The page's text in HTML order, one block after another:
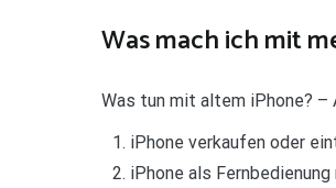
Was mach ich mit
Was tun mit altem iPhone?
iPhone verkaufen oder
iPhone als Fernbedienung